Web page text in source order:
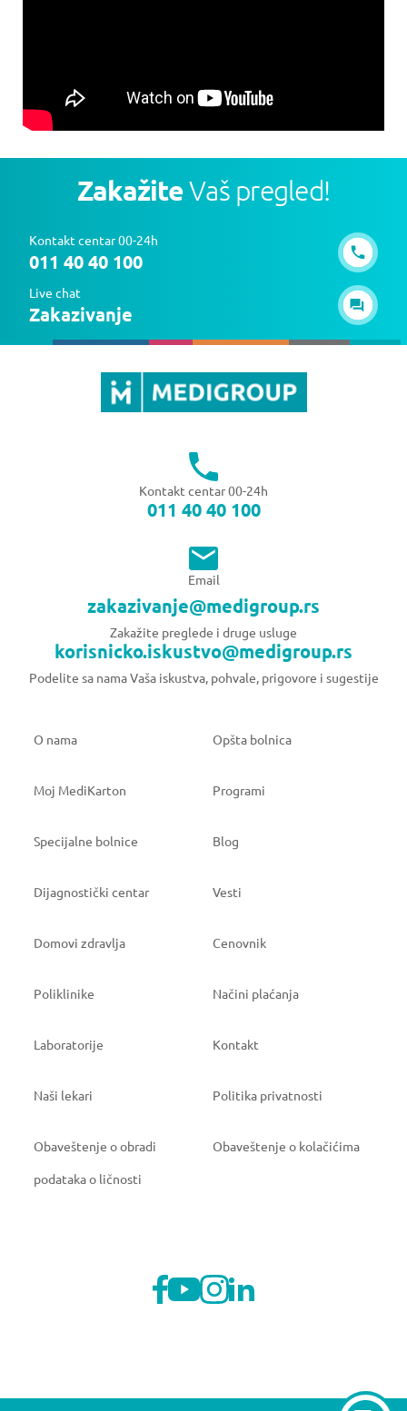
ZakažiteVaš pregled!
Kontakt centar 00-24h
011 40 40 100
Live chat
Zakazivanje
Kontakt centar 00-24h
011 40 40 100
Email
zakazivanje@medigroup.rs
Zakažite preglede i druge usluge
korisnicko.iskustvo@medigroup.rs
Podelite sa nama Vaša iskustva, pohvale, prigovore i sugestije
O nama Opšta bolnica
Moj MediKarton Programi
Specijalne bolnice Blog
Dijagnostički centar Vesti
Domovi zdravlja Cenovnik
Poliklinike Načini plaćanja
Laboratorije Kontakt
Naši lekari Politika privatnosti
Obaveštenje o obradi
podataka o ličnosti
Obaveštenje o kolačićima